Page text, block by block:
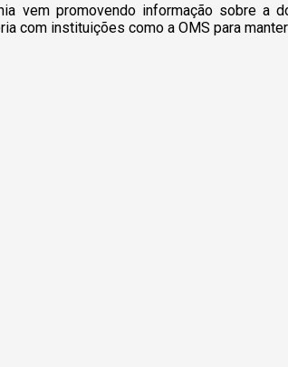
vem promovendo informação sobre a
com instituições como a OMS para